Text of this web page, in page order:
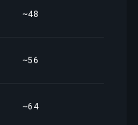
~48
~56
~64